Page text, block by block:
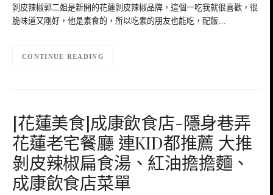
剝皮辣椒郭二姐是新開的花蓮剝皮辣椒品牌，這個一吃我就很喜歡，很
脆味道又剛好，他是素食的，所以吃素的朋友也能吃，配飯…
CONTINUE READING
[花蓮美食]成康飲食店-隱身巷弄
花蓮老宅餐廳 連KID都推薦 大推
剝皮辣椒扁食湯、紅油擔擔麵、
成康飲食店菜單